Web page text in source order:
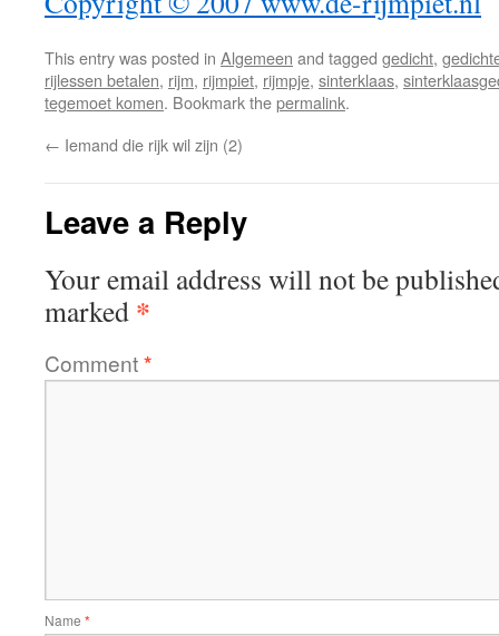
This entry was posted in Algemeen and tagged gedicht,
rijlessen betalen, rijm, rijmpiet, rijmpje, sinterklaas,
tegemoet komen. Bookmark thepermalink.
← Iemand die rijk wil zijn (2)
Leave a Reply
Your email address will not be
marked *
Comment*
Name *